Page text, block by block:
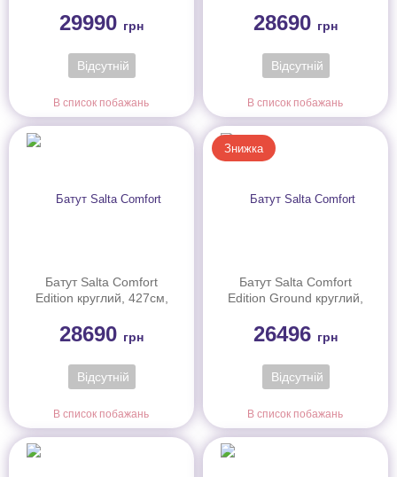
29990 грн
Відсутній
В список побажань
28690 грн
Відсутній
В список побажань
Батут Salta Comfort
Edition круглий, 427см,
28690 грн
Відсутній
В список побажань
Знижка
Батут Salta Comfort
Edition Ground круглий,
26496 грн
Відсутній
В список побажань